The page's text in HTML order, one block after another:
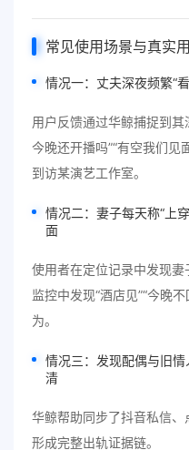
常见使用场景与真实
情况一：丈夫深夜频繁“
用户反馈通过华鲸捕捉到
今晚还开播吗”“有空我们见
到访某演艺工作室。
情况二：妻子每天称“上
面
使用者在定位记录中发现
监控中发现“酒店见”“今晚
为。
情况三：发现配偶与旧
清
华鲸帮助同步了抖音私信、
形成完整出轨证据链。